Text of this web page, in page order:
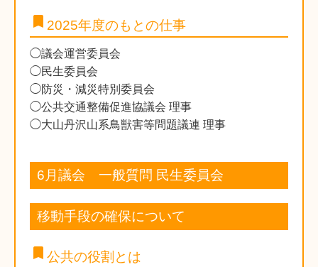
bookmark 2025年度のもとの仕事
◯議会運営委員会
◯民生委員会
◯防災・減災特別委員会
◯公共交通整備促進協議会 理事
◯大山丹沢山系鳥獣害等問題議連 理事
6月議会 一般質問 民生委員会
移動手段の確保について
bookmark 公共の役割とは